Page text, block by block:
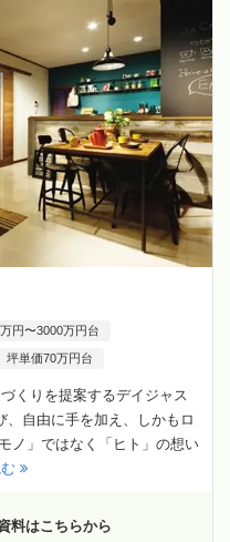
円〜3000万円台
坪単価70万円台
くりを提案するデイジャス
、自由に手を加え、しかもロ
ノ」ではなく「ヒト」の想い
料はこちらから